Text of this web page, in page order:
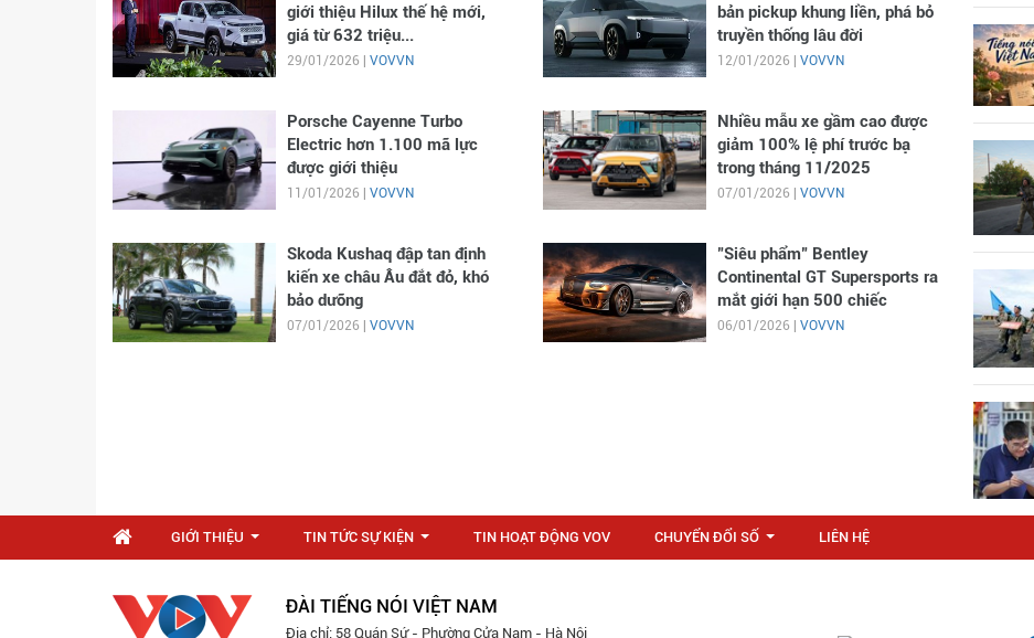
giới thiệu Hilux thế hệ mới,
giá từ 632 triệu...
29/01/2026 | VOVVN
bản pickup khung liền, phá bỏ
truyền thống lâu đời
12/01/2026 | VOVVN
Porsche Cayenne Turbo
Electric hơn 1.100 mã lực
được giới thiệu
11/01/2026 | VOVVN
Nhiều mẫu xe gầm cao được
giảm 100% lệ phí trước bạ
trong tháng 11/2025
07/01/2026 | VOVVN
Skoda Kushaq đập tan định
kiến xe châu Âu đắt đỏ, khó
bảo dưỡng
07/01/2026 | VOVVN
"Siêu phẩm" Bentley
Continental GT Supersports ra
mắt giới hạn 500 chiếc
06/01/2026 | VOVVN
GIỚI THIỆU TIN TỨC SỰ KIỆN TIN HOẠT ĐỘNG VOV CHUYỂN ĐỔI SỐ LIÊN HỆ
ĐÀI TIẾNG NÓI VIỆT NAM
Địa chỉ: 58 Quán Sứ - Phường Cửa Nam - Hà Nội